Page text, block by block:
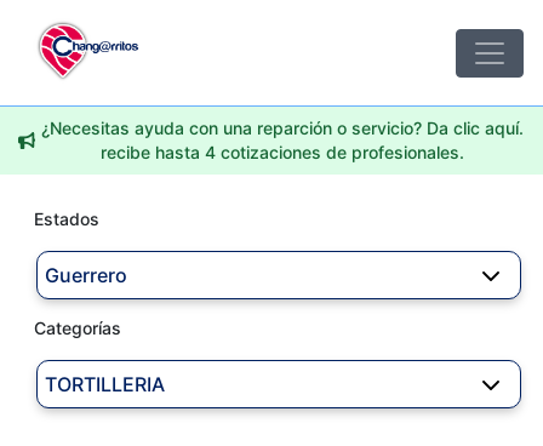
¿Necesitas ayuda con una reparción o servicio? Da clic aquí.
recibe hasta 4 cotizaciones de profesionales.
Estados
Guerrero
Categorías
TORTILLERIA